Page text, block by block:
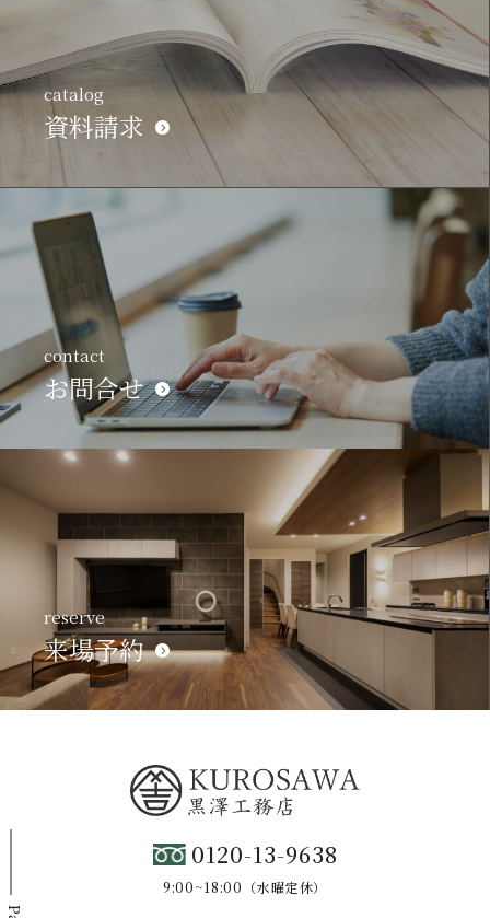
catalog
資料請求
contact
お問合せ
reserve
来場予約
0120-13-9638
9:00~18:00（水曜定休）